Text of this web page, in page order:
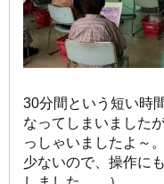
30分間という短い時
なってしまいました
っしゃいましたよ～
少ないので、操作に